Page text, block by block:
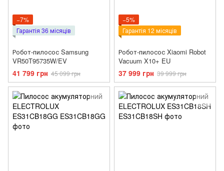
−7%
Гарантія 36 місяців
Робот-пилосос Samsung
VR50T95735W/EV
41 799 грн 45 099 грн
−5%
Гарантія 12 місяців
Робот-пилосос Xiaomi Robot
Vacuum X10+ EU
37 999 грн 39 999 грн